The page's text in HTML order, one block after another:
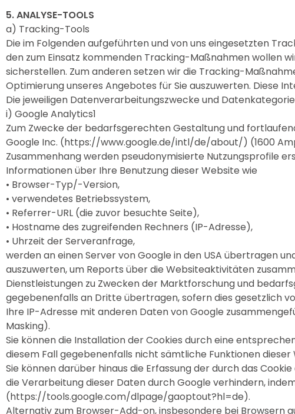
5. ANALYSE-TOOLS
a) Tracking-Tools
Die im Folgenden aufgeführten und von uns eingesetzten
den zum Einsatz kommenden Tracking-Maßnahmen wollen
sicherstellen. Zum anderen setzen wir die Tracking-
Optimierung unseres Angebotes für Sie auszuwerten. Diese
Die jeweiligen Datenverarbeitungszwecke und
i) Google Analytics1
Zum Zwecke der bedarfsgerechten Gestaltung und
Google Inc. (https://www.google.de/intl/de/about/) (1600
Zusammenhang werden pseudonymisierte Nutzungsprofile
Informationen über Ihre Benutzung dieser Website wie
• Browser-Typ/-Version,
• verwendetes Betriebssystem,
• Referrer-URL (die zuvor besuchte Seite),
• Hostname des zugreifenden Rechners (IP-Adresse),
• Uhrzeit der Serveranfrage,
werden an einen Server von Google in den USA übertragen
auszuwerten, um Reports über die Websiteaktivitäten
Dienstleistungen zu Zwecken der Marktforschung und
gegebenenfalls an Dritte übertragen, sofern dies gesetzlich
Ihre IP-Adresse mit anderen Daten von Google
Masking).
Sie können die Installation der Cookies durch eine
diesem Fall gegebenenfalls nicht sämtliche Funktionen
Sie können darüber hinaus die Erfassung der durch das
die Verarbeitung dieser Daten durch Google verhindern,
(https://tools.google.com/dlpage/gaoptout?hl=de).
Alternativ zum Browser-Add-on, insbesondere bei Browsern